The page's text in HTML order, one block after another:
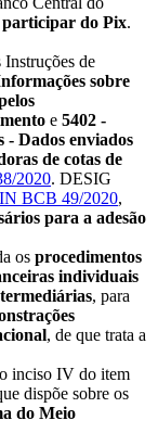
participar do Pix.
de
sobre
e 5402 -
- Dados enviados
de cotas de
2020. DESIG
IN BCB 49/2020,
para a adesão
os procedimentos
individuais
, para
, de que trata a
inciso IV do item
dispõe sobre os
do Meio